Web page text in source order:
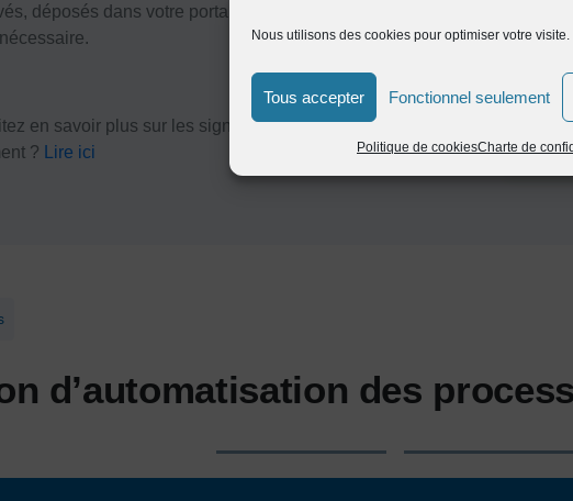
Nous utilisons des cookies pour optimiser votre visite.
Tous accepter Fonctionnel seulement
Politique de cookiesCharte de
déposés dans votre portail client à l’aide d’une API, et
en savoir plus sur les signatures numériques et leur
?
Lire ici
d’automatisation des